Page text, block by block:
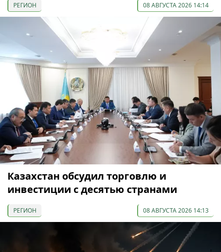
РЕГИОН 08 АВГУСТА 2026 14:14
Казахстан обсудил торговлю и
инвестиции с десятью странами
РЕГИОН 08 АВГУСТА 2026 14:13